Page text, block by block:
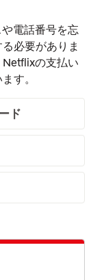
電話番号を忘
必要がありま
の支払い
す。
ド